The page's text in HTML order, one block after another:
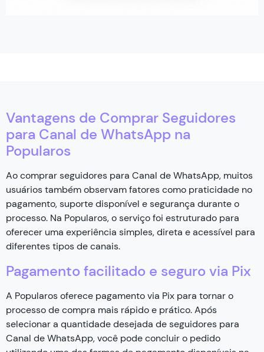
Vantagens de Comprar Seguidores
para Canal de WhatsApp na
Popularos
Ao comprar seguidores para Canal de WhatsApp, muitos
usuários também observam fatores como praticidade no
pagamento, suporte disponível e segurança durante o
processo. Na Popularos, o serviço foi estruturado para
oferecer uma experiência simples, direta e acessível para
diferentes tipos de canais.
Pagamento facilitado e seguro via Pix
A Popularos oferece pagamento via Pix para tornar o
processo de compra mais rápido e prático. Após
selecionar a quantidade desejada de seguidores para
Canal de WhatsApp, você pode concluir o pedido